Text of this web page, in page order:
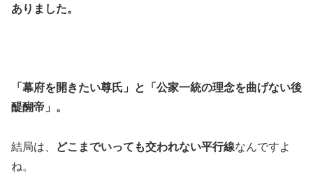
ありました。
「幕府を開きたい尊氏」と「公家一統の理念を曲げない後
醍醐帝」。
結局は、 どこまでいっても交われない平行線なんですよ
ね。